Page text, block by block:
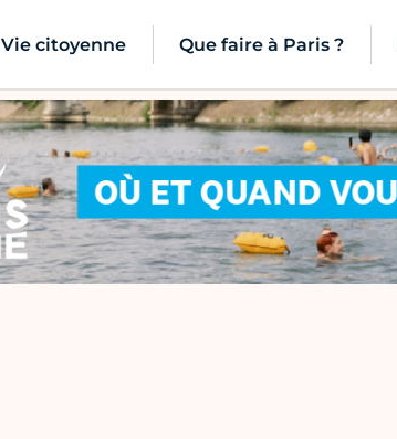
Vie citoyenne Que faire à Paris ?